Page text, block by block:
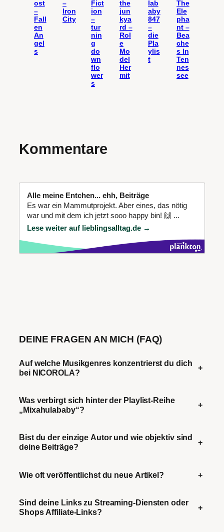
ost
–
Fall
en
An
gel
s
–
Iron
City
Fict
ion
–
tur
nin
g
do
wn
flo
wer
s
the
jun
kya
rd –
Rol
e
Mo
del
Her
mit
lab
aby
847
–
die
Pla
ylis
t
The
Ele
pha
nt –
Bea
che
s In
Ten
nes
see
Kommentare
Alle meine Entchen... ehh, Beiträge
Es war ein Mammutprojekt. Aber eines, das nötig
war und mit dem ich jetzt sooo happy bin! 🙌 ...
Lese weiter auf lieblingsalltag.de →
DEINE FRAGEN AN MICH (FAQ)
Auf welche Musikgenres konzentrierst du dich
bei NICOROLA?
+
Was verbirgt sich hinter der Playlist-Reihe
„Mixahulababy“?
+
Bist du der einzige Autor und wie objektiv sind
deine Beiträge?
+
Wie oft veröffentlichst du neue Artikel? +
Sind deine Links zu Streaming-Diensten oder
Shops Affiliate-Links?
+